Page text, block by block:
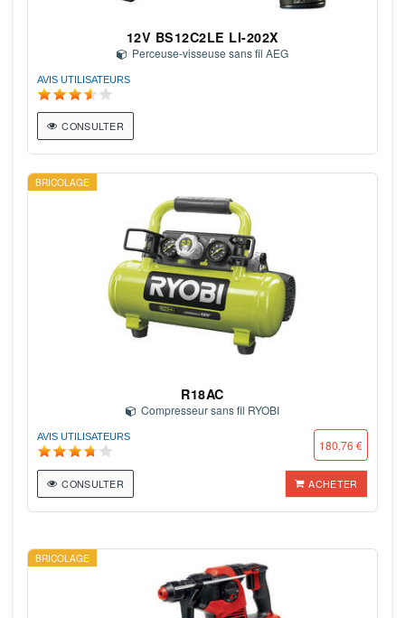
12V BS12C2LE LI-202X
Perceuse-visseuse sans fil AEG
AVIS UTILISATEURS
CONSULTER
BRICOLAGE
R18AC
Compresseur sans fil RYOBI
AVIS UTILISATEURS
180,76 €
CONSULTER ACHETER
BRICOLAGE